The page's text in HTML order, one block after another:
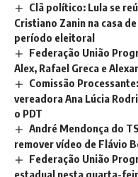
Clã político: Lula se
Cristiano Zanin na casa
período eleitoral
Federação União
Alex, Rafael Greca e
Comissão
vereadora Ana Lúcia
o PDT
André Mendonça do
remover vídeo de Flávio
Federação União
estadual nesta quarta-